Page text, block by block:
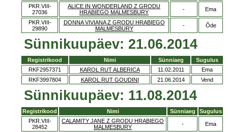
PKR.VIII-
27036
ALICE IN WONDERLAND Z GRODU
HRABIEGO MALMESBURY
- Ema
PKR.VIII-
29890
DONNA VIVIANA Z GRODU HRABIEGO
MALMESBURY
- Õde
Sünnikuupäev: 21.06.2014
Registrikood Nimi Sünniaeg
Sugulus
RKF2957371
KAROL RUT ALBERICA 11.02.2011
Ema
RKF3997804
KAROL RUT GOUDINI 21.06.2014 Vend
Sünnikuupäev: 11.08.2014
Registrikood Nimi Sünniaeg
Sugulus
PKR.VIII-
28452
CALAMITY JANE Z GRODU HRABIEGO
MALMESBURY
- Ema